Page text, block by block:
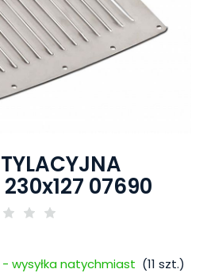
230x127 07690
wysyłka natychmiast (11 szt.)